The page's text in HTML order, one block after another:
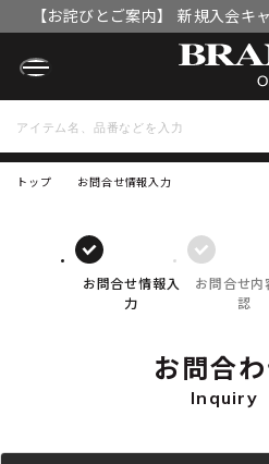
【お詫びとご案内】 新規入会キ
OFFクーポン」付与
トップ お問合せ情報入力
お問合せ情報入
力
お問合せ内
認
お問合
Inquiry